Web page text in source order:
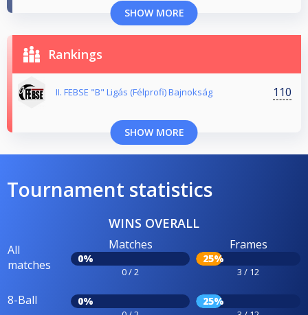
SHOW MORE
Rankings
II. FEBSE "B" Ligás (Félprofi) Bajnokság 110
SHOW MORE
Tournament statistics
WINS OVERALL
All
matches
Matches
0%
0 / 2
Frames
25%
3 / 12
8-Ball 0% 25%